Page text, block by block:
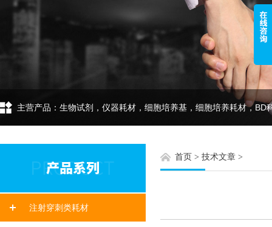
主营产品：生物试剂，仪器耗材，细胞培养基，细胞培养耗材，BD
注射穿刺类耗材
首页 > 技术文章 >